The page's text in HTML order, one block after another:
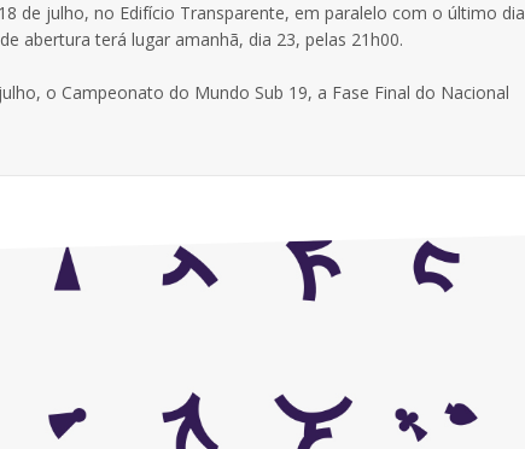
de julho, no Edifício Transparente, em paralelo com o último dia
abertura terá lugar amanhã, dia 23, pelas 21h00.
o Campeonato do Mundo Sub 19, a Fase Final do Nacional